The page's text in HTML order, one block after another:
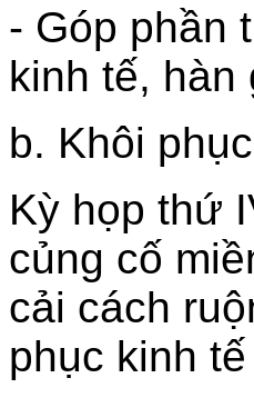
- Góp phần
kinh tế,
b. Khôi
Kỳ họp thứ
củng cố
cải cách
phục kinh